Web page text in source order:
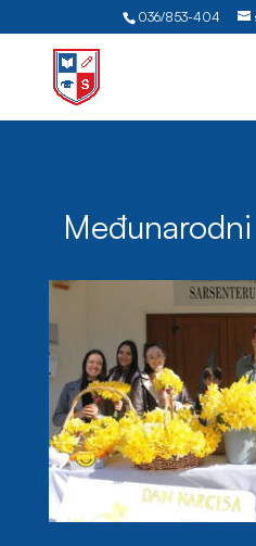
036/853-404